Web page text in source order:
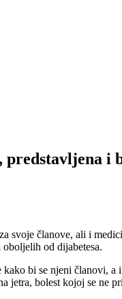
i
svoje članove, ali i
od dijabetesa.
bi se njeni članovi, a
jetra, bolest kojoj se ne